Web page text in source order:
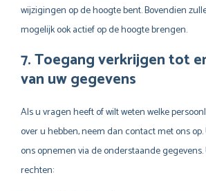
wijzigingen op de hoogte bent. Bovendien
mogelijk ook actief op de hoogte brengen.
7. Toegang verkrijgen tot
van uw gegevens
Als u vragen heeft of wilt weten welke
over u hebben, neem dan contact met ons
ons opnemen via de onderstaande
rechten: